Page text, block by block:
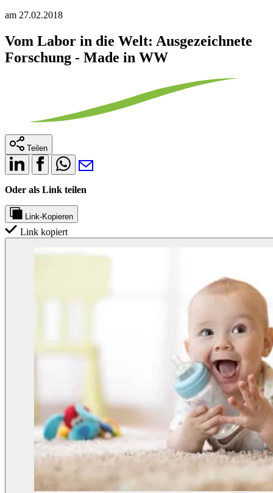
am 27.02.2018
Vom Labor in die Welt: Ausgezeichnete
Forschung - Made in WW
Teilen
Oder als Link teilen
Link-Kopieren
Link kopiert